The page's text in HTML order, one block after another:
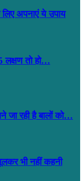
अपनाएं ये उपाय
लक्षण तो हो…
जा रही है बालों को…
भी नहीं कहनी